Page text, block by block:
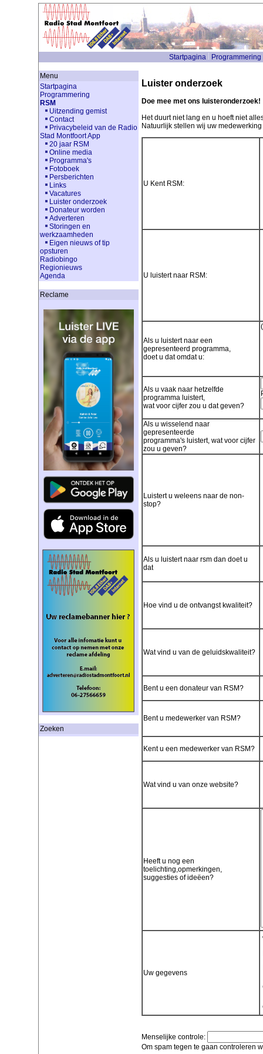
Startpagina Programmering
Menu
Startpagina
Programmering
RSM
Uitzending gemist
Contact
Privacybeleid van de Radio
Stad Montfoort App
20 jaar RSM
Online media
Programma's
Fotoboek
Persberichten
Links
Vacatures
Luister onderzoek
Donateur worden
Adverteren
Storingen en
werkzaamheden
Eigen nieuws of tip
opsturen
Radiobingo
Regionieuws
Agenda
Reclame
Zoeken
Luister onderzoek
Doe mee met ons luisteronderzoek!
Het duurt niet lang en u hoeft niet
Natuurlijk stellen wij uw
U Kent RSM:
U luistert naar RSM:
Als u luistert naar een
gepresenteerd programma,
doet u dat omdat u:
Als u vaak naar hetzelfde
programma luistert,
wat voor cijfer zou u dat geven?
Als u wisselend naar
gepresenteerde
programma's luistert, wat voor cijfer
zou u geven?
Luistert u weleens naar de non-
stop?
Als u luistert naar rsm dan doet u
dat
Hoe vind u de ontvangst kwaliteit?
Wat vind u van de geluidskwaliteit?
Bent u een donateur van RSM?
Bent u medewerker van RSM?
Kent u een medewerker van RSM?
Wat vind u van onze website?
Heeft u nog een
toelichting,opmerkingen,
suggesties of ideëen?
Uw gegevens
Menselijke controle:
Om spam tegen te gaan controleren